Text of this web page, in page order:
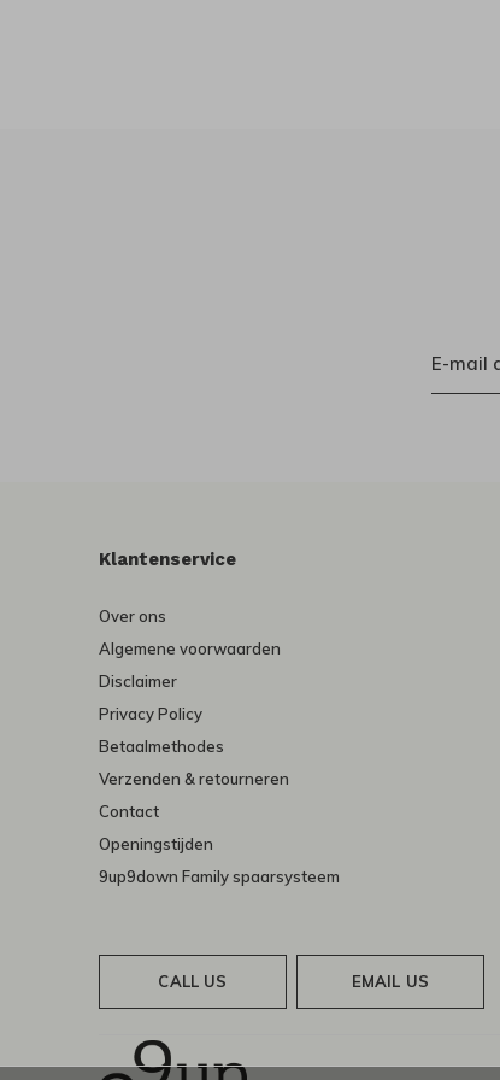
Klantenservice
Over ons
Algemene voorwaarden
Disclaimer
Privacy Policy
Betaalmethodes
Verzenden & retourneren
Contact
Openingstijden
9up9down Family spaarsysteem
CALL US EMAIL US